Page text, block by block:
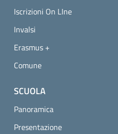
Iscrizioni On LIne
Invalsi
Erasmus +
Comune
SCUOLA
Panoramica
Presentazione